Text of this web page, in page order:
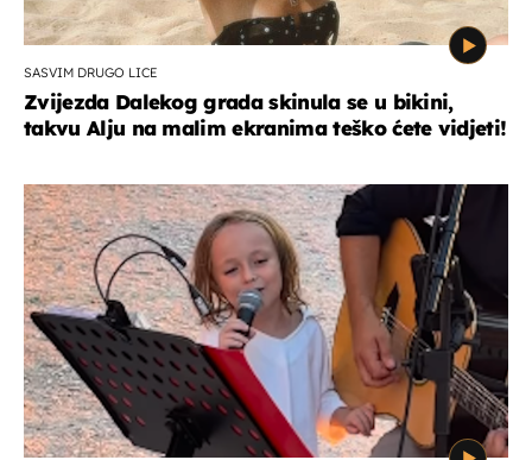
SASVIM DRUGO LICE
Zvijezda Dalekog grada skinula se u bikini,
takvu Alju na malim ekranima teško ćete vidjeti!